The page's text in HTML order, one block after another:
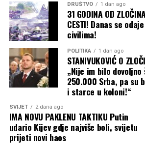
Konzervativne sudije bile podijeljene
Iako je Tramp izgubio slučaj
pokazala ozbiljne razlike među
Vrhovnog suda.
Sudije Klarens Tomas (Clarence
(Samuel Alito) i Nil Gorsuč (Neil
tumačenje prema kojem 14.
državljanstvo djece stranaca rođene u
DRUŠTVO 1 dan ago
31 GODINA OD
CESTI! Danas se
civilima!
POLITIKA 1 dan ago
STANIVUKOVIĆ O
„Nije im bilo
250.000 Srba, pa su
i starce u koloni!“
SVIJET 2 dana ago
IMA NOVU PAKLENU TAKTIKU Putin
udario Kijev gdje najviše boli, svijetu
prijeti novi haos